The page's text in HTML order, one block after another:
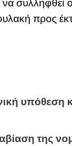
συλληφθεί
προς
υπόθεση
της